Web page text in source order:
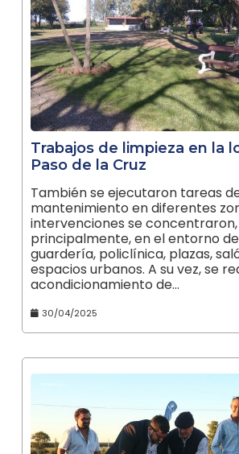
Trabajos de limpieza en la
Paso de la Cruz
También se ejecutaron tareas
mantenimiento en diferentes
intervenciones se concentraron,
principalmente, en el entorno
guardería, policlínica, plazas,
espacios urbanos. A su vez, se
acondicionamiento de…
30/04/2025